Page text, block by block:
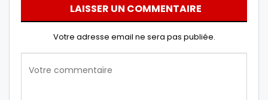
LAISSER UN COMMENTAIRE
Votre adresse email ne sera pas publiée.